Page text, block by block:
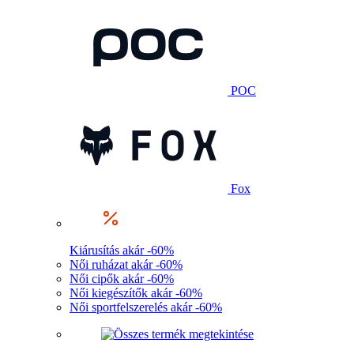
POC
Fox
Kiárusítás akár -60%
Női ruházat akár -60%
Női cipők akár -60%
Női kiegészítők akár -60%
Női sportfelszerelés akár -60%